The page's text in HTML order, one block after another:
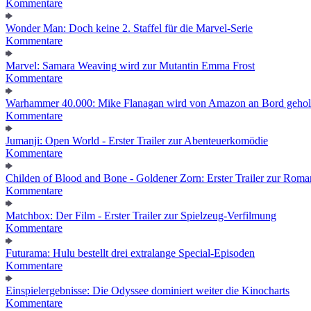
Kommentare
Wonder Man: Doch keine 2. Staffel für die Marvel-Serie
Kommentare
Marvel: Samara Weaving wird zur Mutantin Emma Frost
Kommentare
Warhammer 40.000: Mike Flanagan wird von Amazon an Bord
Kommentare
Jumanji: Open World - Erster Trailer zur Abenteuerkomödie
Kommentare
Childen of Blood and Bone - Goldener Zorn: Erster Trailer zur
Kommentare
Matchbox: Der Film - Erster Trailer zur Spielzeug-Verfilmung
Kommentare
Futurama: Hulu bestellt drei extralange Special-Episoden
Kommentare
Einspielergebnisse: Die Odyssee dominiert weiter die Kinocharts
Kommentare